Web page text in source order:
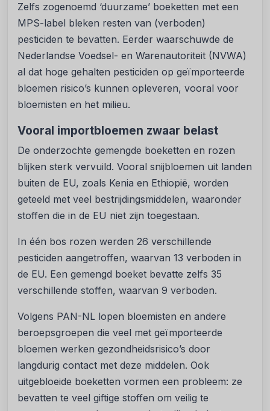
Zelfs zogenoemd ‘duurzame’ boeketten met een
MPS-label bleken resten van (verboden)
pesticiden te bevatten. Eerder waarschuwde de
Nederlandse Voedsel- en Warenautoriteit (NVWA)
al dat hoge gehalten pesticiden op geïmporteerde
bloemen risico’s kunnen opleveren, vooral voor
bloemisten en het milieu.
Vooral importbloemen zwaar belast
De onderzochte gemengde boeketten en rozen
blijken sterk vervuild. Vooral snijbloemen uit landen
buiten de EU, zoals Kenia en Ethiopië, worden
geteeld met veel bestrijdingsmiddelen, waaronder
stoffen die in de EU niet zijn toegestaan.
In één bos rozen werden 26 verschillende
pesticiden aangetroffen, waarvan 13 verboden in
de EU. Een gemengd boeket bevatte zelfs 35
verschillende stoffen, waarvan 9 verboden.
Volgens PAN-NL lopen bloemisten en andere
beroepsgroepen die veel met geïmporteerde
bloemen werken gezondheidsrisico’s door
langdurig contact met deze middelen. Ook
uitgebloeide boeketten vormen een probleem: ze
bevatten te veel giftige stoffen om veilig te